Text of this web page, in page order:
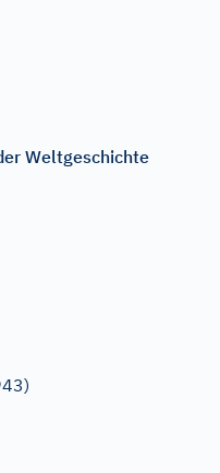
Weltgeschichte